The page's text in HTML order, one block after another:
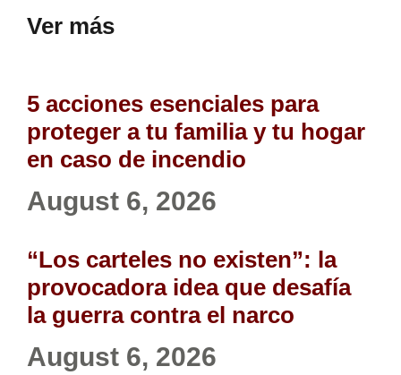
Ver más
5 acciones esenciales para
proteger a tu familia y tu hogar
en caso de incendio
August 6, 2026
“Los carteles no existen”: la
provocadora idea que desafía
la guerra contra el narco
August 6, 2026